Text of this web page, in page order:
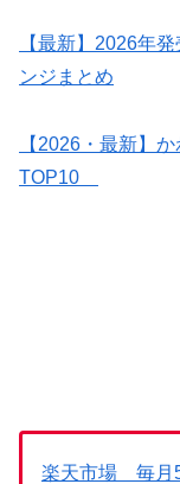
【最新】2026年
ンジまとめ
【2026・最新】
TOP10
楽天市場 毎月